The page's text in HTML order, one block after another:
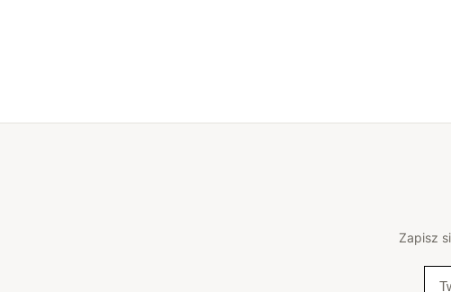
Zapisz